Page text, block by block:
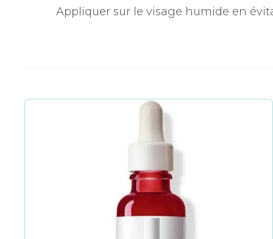
Appliquer sur le visage humide en